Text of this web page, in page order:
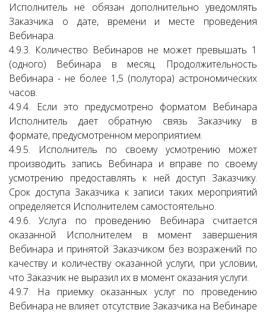
Исполнитель не обязан дополнительно уведомлять
Заказчика о дате, времени и месте проведения
Вебинара.
4.9.3. Количество Вебинаров не может превышать 1
(одного) Вебинара в месяц. Продолжительность
Вебинара - не более 1,5 (полутора) астрономических
часов.
4.9.4. Если это предусмотрено форматом Вебинара
Исполнитель дает обратную связь Заказчику в
формате, предусмотренном мероприятием.
4.9.5. Исполнитель по своему усмотрению может
производить запись Вебинара и вправе по своему
усмотрению предоставлять к ней доступ Заказчику.
Срок доступа Заказчика к записи таких мероприятий
определяется Исполнителем самостоятельно.
4.9.6. Услуга по проведению Вебинара считается
оказанной Исполнителем в момент завершения
Вебинара и принятой Заказчиком без возражений по
качеству и количеству оказанной услуги, при условии,
что Заказчик не выразил их в момент оказания услуги.
4.9.7. На приемку оказанных услуг по проведению
Вебинара не влияет отсутствие Заказчика на Вебинаре